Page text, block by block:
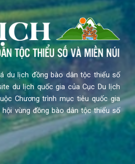
du lịch đồng bào dân tộc thiểu số
du lịch quốc gia của Cục Du lịch
Chương trình mục tiêu quốc gia
vùng đồng bào dân tộc thiểu số